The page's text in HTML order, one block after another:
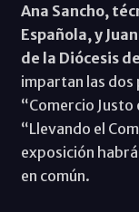
Ana Sancho,
Española, y
de la Diócesis
impartan las dos
“Comercio Justo
“Llevando el
exposición
en común.